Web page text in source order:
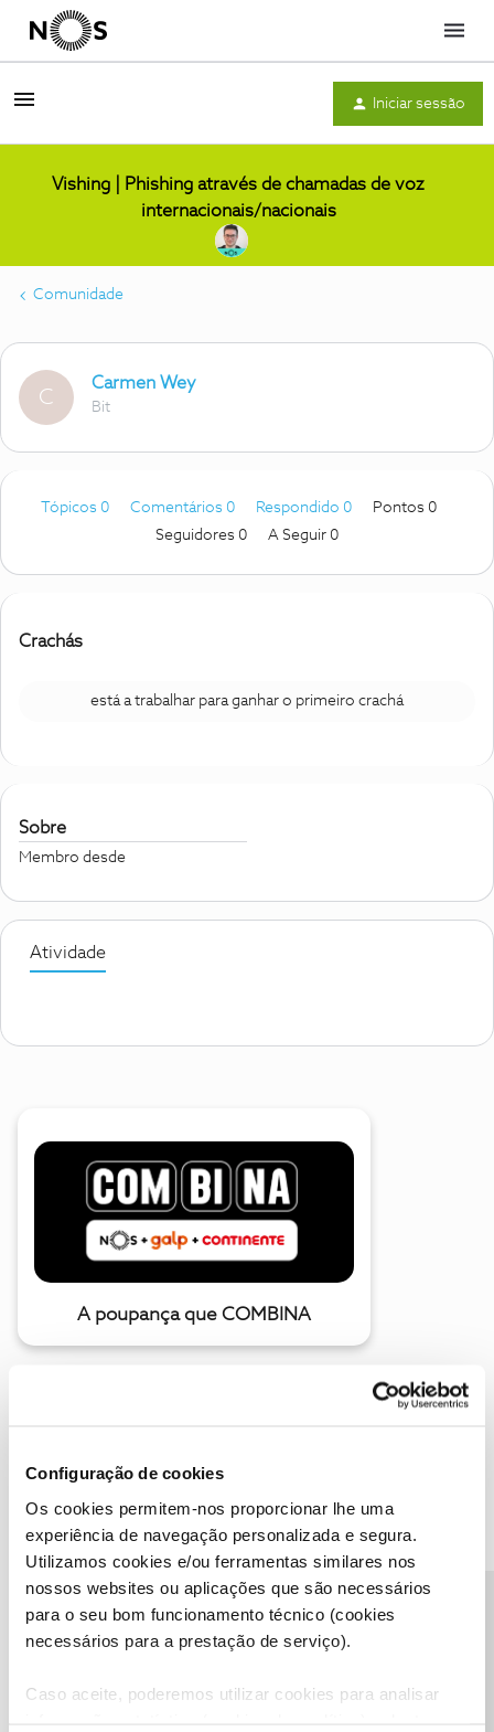
Configuração de cookies
Os cookies permitem-nos proporcionar lhe uma
experiência de navegação personalizada e segura.
Utilizamos cookies e/ou ferramentas similares nos
nossos websites ou aplicações que são necessários
para o seu bom funcionamento técnico (cookies
necessários para a prestação de serviço).
Caso aceite, poderemos utilizar cookies para analisar
Menu
Iniciar sessão
Vishing | Phishing através de chamadas de voz
internacionais/nacionais
Comunidade
C
Carmen Wey
Bit
Tópicos 0 Comentários 0 Respondido 0
Pontos 0
Seguidores 0 A Seguir 0
Crachás
está a trabalhar para ganhar o primeiro crachá
Sobre
Membro desde
Atividade
A poupança que COMBINA
Descubra as novidades de julho